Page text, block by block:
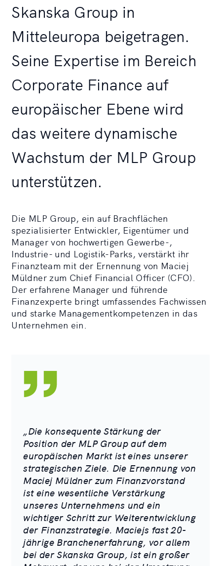
Skanska Group in
Mitteleuropa beigetragen.
Seine Expertise im Bereich
Corporate Finance auf
europäischer Ebene wird
das weitere dynamische
Wachstum der MLP Group
unterstützen.
Die MLP Group, ein auf Brachflächen
spezialisierter Entwickler, Eigentümer und
Manager von hochwertigen Gewerbe-,
Industrie- und Logistik-Parks, verstärkt ihr
Finanzteam mit der Ernennung von Maciej
Müldner zum Chief Financial Officer (CFO).
Der erfahrene Manager und führende
Finanzexperte bringt umfassendes Fachwissen
und starke Managementkompetenzen in das
Unternehmen ein.
„Die konsequente Stärkung der
Position der MLP Group auf dem
europäischen Markt ist eines unserer
strategischen Ziele. Die Ernennung von
Maciej Müldner zum Finanzvorstand
ist eine wesentliche Verstärkung
unseres Unternehmens und ein
wichtiger Schritt zur Weiterentwicklung
der Finanzstrategie. Maciejs fast 20-
jährige Branchenerfahrung, vor allem
bei der Skanska Group, ist ein großer